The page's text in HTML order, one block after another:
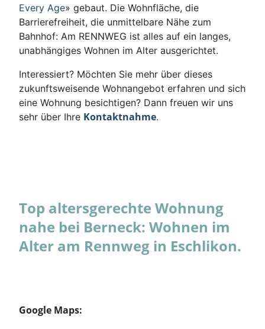
Every Age» gebaut. Die Wohnfläche, die
Barrierefreiheit, die unmittelbare Nähe zum
Bahnhof: Am RENNWEG ist alles auf ein langes,
unabhängiges Wohnen im Alter ausgerichtet.
Interessiert? Möchten Sie mehr über dieses
zukunftsweisende Wohnangebot erfahren und sich
eine Wohnung besichtigen? Dann freuen wir uns
sehr über Ihre Kontaktnahme.
Top altersgerechte Wohnung
nahe bei Berneck: Wohnen im
Alter am Rennweg in Eschlikon.
Google Maps: